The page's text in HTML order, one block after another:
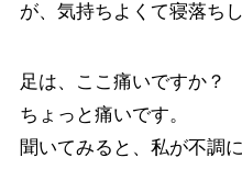
が、気持ちよくて寝落ち
足は、ここ痛いですか？
ちょっと痛いです。
聞いてみると、私が不調